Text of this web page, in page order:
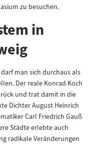
zu besuchen.
in
man sich durchaus als
Der reale Konrad Koch
und trat damit in die
Dichter August Heinrich
Carl Friedrich Gauß
Städte erlebte auch
radikale Veränderungen